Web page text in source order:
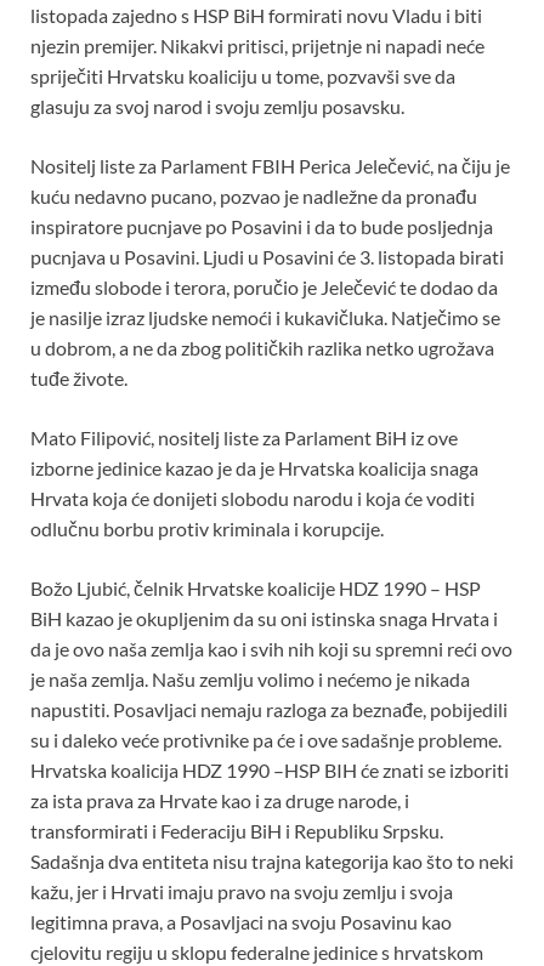
listopada zajedno s HSP BiH formirati novu Vladu i biti
njezin premijer. Nikakvi pritisci, prijetnje ni napadi neće
spriječiti Hrvatsku koaliciju u tome, pozvavši sve da
glasuju za svoj narod i svoju zemlju posavsku.
Nositelj liste za Parlament FBIH Perica Jelečević, na čiju je
kuću nedavno pucano, pozvao je nadležne da pronađu
inspiratore pucnjave po Posavini i da to bude posljednja
pucnjava u Posavini. Ljudi u Posavini će 3. listopada birati
između slobode i terora, poručio je Jelečević te dodao da
je nasilje izraz ljudske nemoći i kukavičluka. Natječimo se
u dobrom, a ne da zbog političkih razlika netko ugrožava
tuđe živote.
Mato Filipović, nositelj liste za Parlament BiH iz ove
izborne jedinice kazao je da je Hrvatska koalicija snaga
Hrvata koja će donijeti slobodu narodu i koja će voditi
odlučnu borbu protiv kriminala i korupcije.
Božo Ljubić, čelnik Hrvatske koalicije HDZ 1990 – HSP
BiH kazao je okupljenim da su oni istinska snaga Hrvata i
da je ovo naša zemlja kao i svih nih koji su spremni reći ovo
je naša zemlja. Našu zemlju volimo i nećemo je nikada
napustiti. Posavljaci nemaju razloga za beznađe, pobijedili
su i daleko veće protivnike pa će i ove sadašnje probleme.
Hrvatska koalicija HDZ 1990 –HSP BIH će znati se izboriti
za ista prava za Hrvate kao i za druge narode, i
transformirati i Federaciju BiH i Republiku Srpsku.
Sadašnja dva entiteta nisu trajna kategorija kao što to neki
kažu, jer i Hrvati imaju pravo na svoju zemlju i svoja
legitimna prava, a Posavljaci na svoju Posavinu kao
cjelovitu regiju u sklopu federalne jedinice s hrvatskom